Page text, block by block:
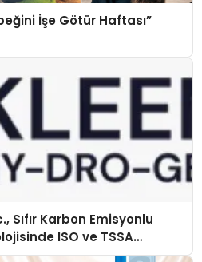
İşe Götür Haftası”
Sıfır Karbon Emisyonlu
ISO ve TSSA
Aldı